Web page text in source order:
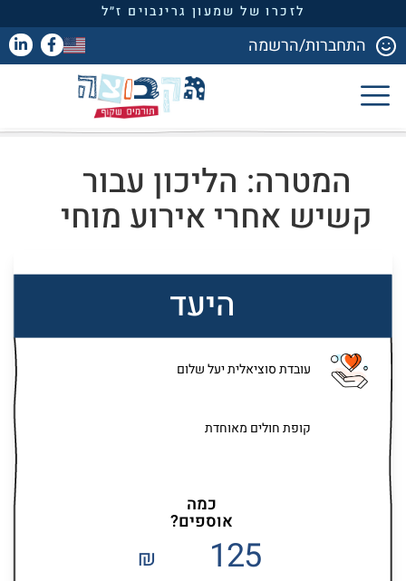
לזכרו של שמעון גרינבוים ז״ל
התחברות/הרשמה
המטרה: הליכון עבור
קשיש אחרי אירוע מוחי
היעד
עובדת סוציאלית יעל שלום
קופת חולים מאוחדת
כמה
אוספים?
125
₪